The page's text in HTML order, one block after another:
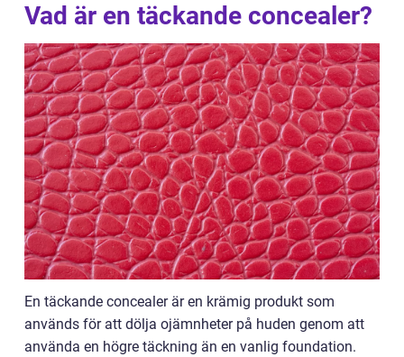
Vad är en täckande concealer?
En täckande concealer är en krämig produkt som
används för att dölja ojämnheter på huden genom att
använda en högre täckning än en vanlig foundation.